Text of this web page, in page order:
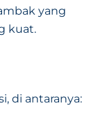
yang
kuat.
di antaranya: